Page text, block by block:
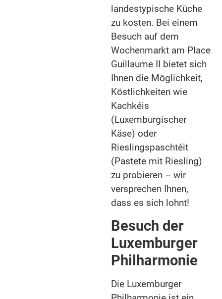
landestypische Küche
zu kosten. Bei einem
Besuch auf dem
Wochenmarkt am Place
Guillaume II bietet sich
Ihnen die Möglichkeit,
Köstlichkeiten wie
Kachkéis
(Luxemburgischer
Käse) oder
Rieslingspaschtéit
(Pastete mit Riesling)
zu probieren – wir
versprechen Ihnen,
dass es sich lohnt!
Besuch der
Luxemburger
Philharmonie
Die Luxemburger